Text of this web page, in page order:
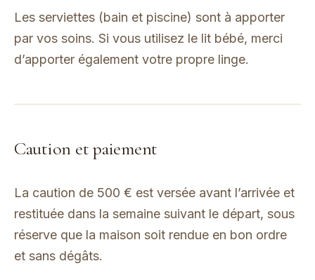
Les serviettes (bain et piscine) sont à apporter
par vos soins. Si vous utilisez le lit bébé, merci
d’apporter également votre propre linge.
Caution et paiement
La caution de 500 € est versée avant l’arrivée et
restituée dans la semaine suivant le départ, sous
réserve que la maison soit rendue en bon ordre
et sans dégâts.